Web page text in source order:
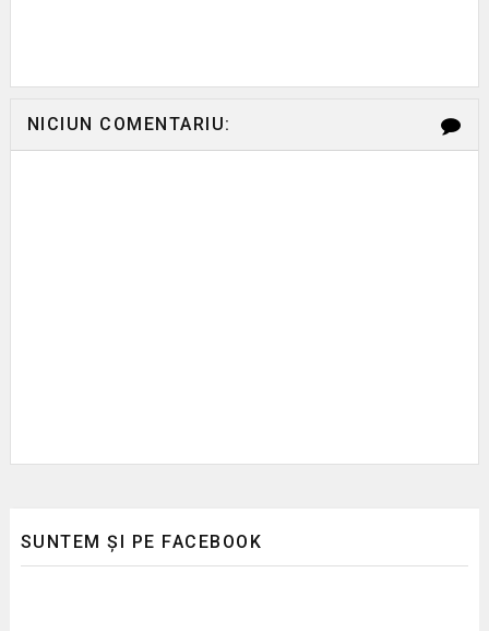
NICIUN COMENTARIU:
SUNTEM ȘI PE FACEBOOK